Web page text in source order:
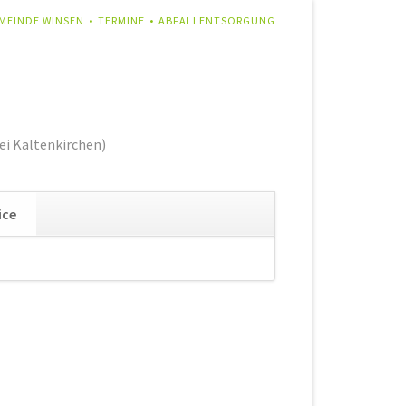
WINSEN TERMINE ABFALLENTSORGUNG
Kaltenkirchen)
überspringen